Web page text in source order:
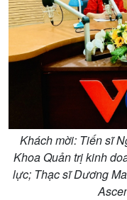
Kinh tế
Tin Kinh tế
Trước giờ mở cửa
Dòng chảy Kinh tế
Sức sống hàng Việt
Khởi nghiệp
Tuyên chiến với gian
thương mại
Khách mời: Tiến sĩ
Khoa Quản trị kinh
lực; Thạc sĩ Dương